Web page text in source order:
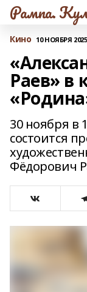
Рампа.
Кино 10 НОЯБРЯ
Раев» в
30 ноября в
состоится
Фёдорович